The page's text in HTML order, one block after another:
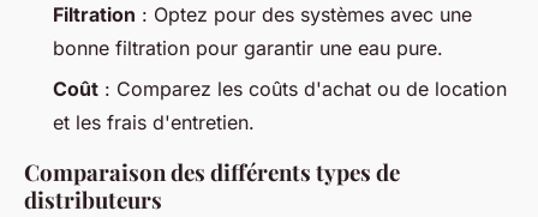
Filtration : Optez pour des systèmes avec une
bonne filtration pour garantir une eau pure.
Coût : Comparez les coûts d'achat ou de location
et les frais d'entretien.
Comparaison des différents types de
distributeurs